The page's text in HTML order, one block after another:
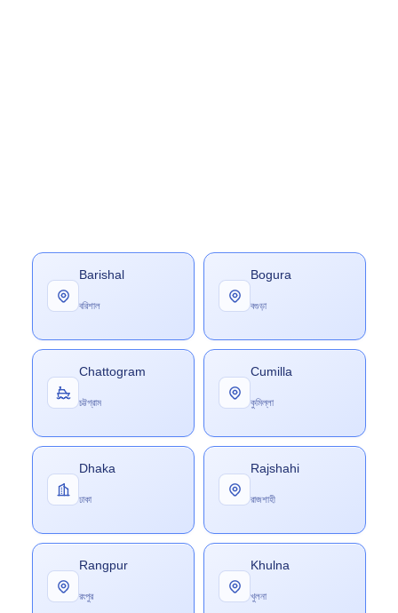
Barishal
বরিশাল
Bogura
বগুড়া
Chattogram
চট্টগ্রাম
Cumilla
কুমিল্লা
Dhaka
ঢাকা
Rajshahi
রাজশাহী
Rangpur
রংপুর
Khulna
খুলনা